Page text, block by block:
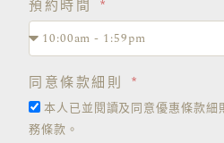
預約時間
同意條款細則
本人已並閱讀及同意優惠條款細
務條款。